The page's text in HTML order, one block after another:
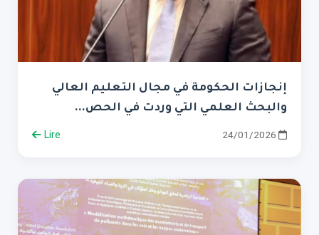
إنجازات الحكومة في مجال التعليم العالي
والبحث العلمي التي وردت في الحص...
24/01/2026
Lire